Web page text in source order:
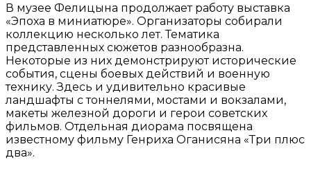
В музее Фелицына продолжает работу выставка
«Эпоха в миниатюре». Организаторы собирали
коллекцию несколько лет. Тематика
представленных сюжетов разнообразна.
Некоторые из них демонстрируют исторические
события, сцены боевых действий и военную
технику. Здесь и удивительно красивые
ландшафты с тоннелями, мостами и вокзалами,
макеты железной дороги и герои советских
фильмов. Отдельная диорама посвящена
известному фильму Генриха Оганисяна «Три плюс
два».